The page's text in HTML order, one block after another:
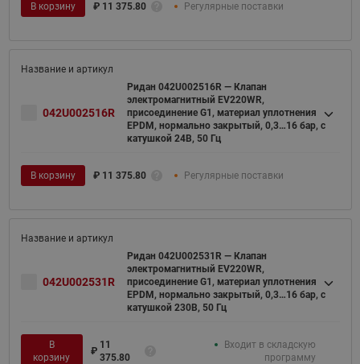
В корзину ₽ 11 375.80 Регулярные поставки
042U002516R
Ридан 042U002516R — Клапан
электромагнитный EV220WR,
присоединение G1, материал уплотнения
EPDM, нормально закрытый, 0,3…16 бар, с
катушкой 24В, 50 Гц
В корзину ₽ 11 375.80 Регулярные поставки
042U002531R
Ридан 042U002531R — Клапан
электромагнитный EV220WR,
присоединение G1, материал уплотнения
EPDM, нормально закрытый, 0,3…16 бар, с
катушкой 230В, 50 Гц
В
корзину
₽
11
375.80
Входит в складскую
программу